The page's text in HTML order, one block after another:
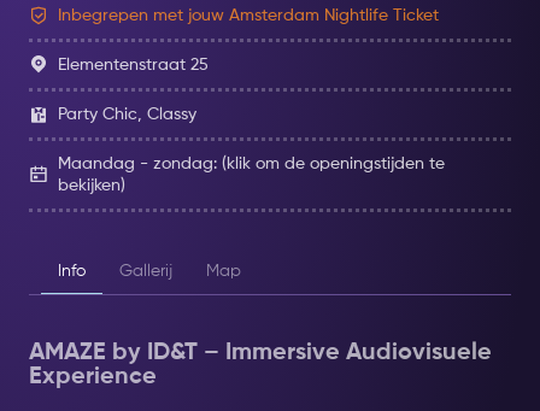
Inbegrepen met jouw Amsterdam Nightlife Ticket
Elementenstraat 25
Party Chic, Classy
Maandag - zondag: (klik om de openingstijden te
bekijken)
Info Gallerij Map
AMAZE by ID&T – Immersive Audiovisuele
Experience